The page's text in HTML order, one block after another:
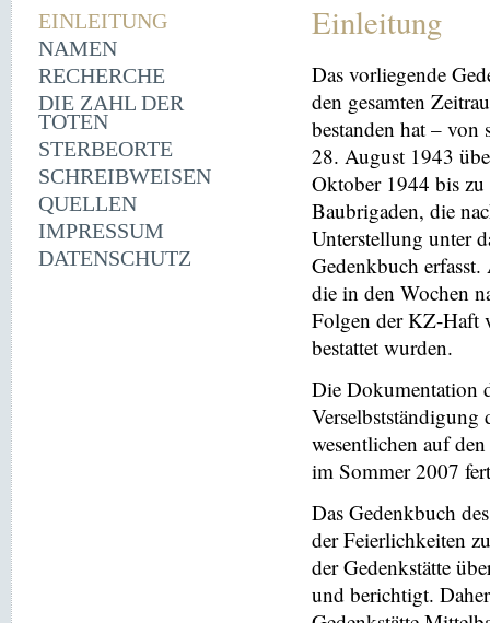
EINLEITUNG
NAMEN
RECHERCHE
DIE ZAHL DER
TOTEN
STERBEORTE
SCHREIBWEISEN
QUELLEN
IMPRESSUM
DATENSCHUTZ
Einleitung
Das vorliegende
den gesamten
bestanden hat –
28. August 1943
Oktober 1944 bis
Baubrigaden, die
Unterstellung unter
Gedenkbuch
die in den Wochen
Folgen der KZ-Haft
bestattet wurden.
Die Dokumentation
wesentlichen auf
im Sommer 2007
Das Gedenkbuch
der Feierlichkeiten
der Gedenkstätte
und berichtigt.